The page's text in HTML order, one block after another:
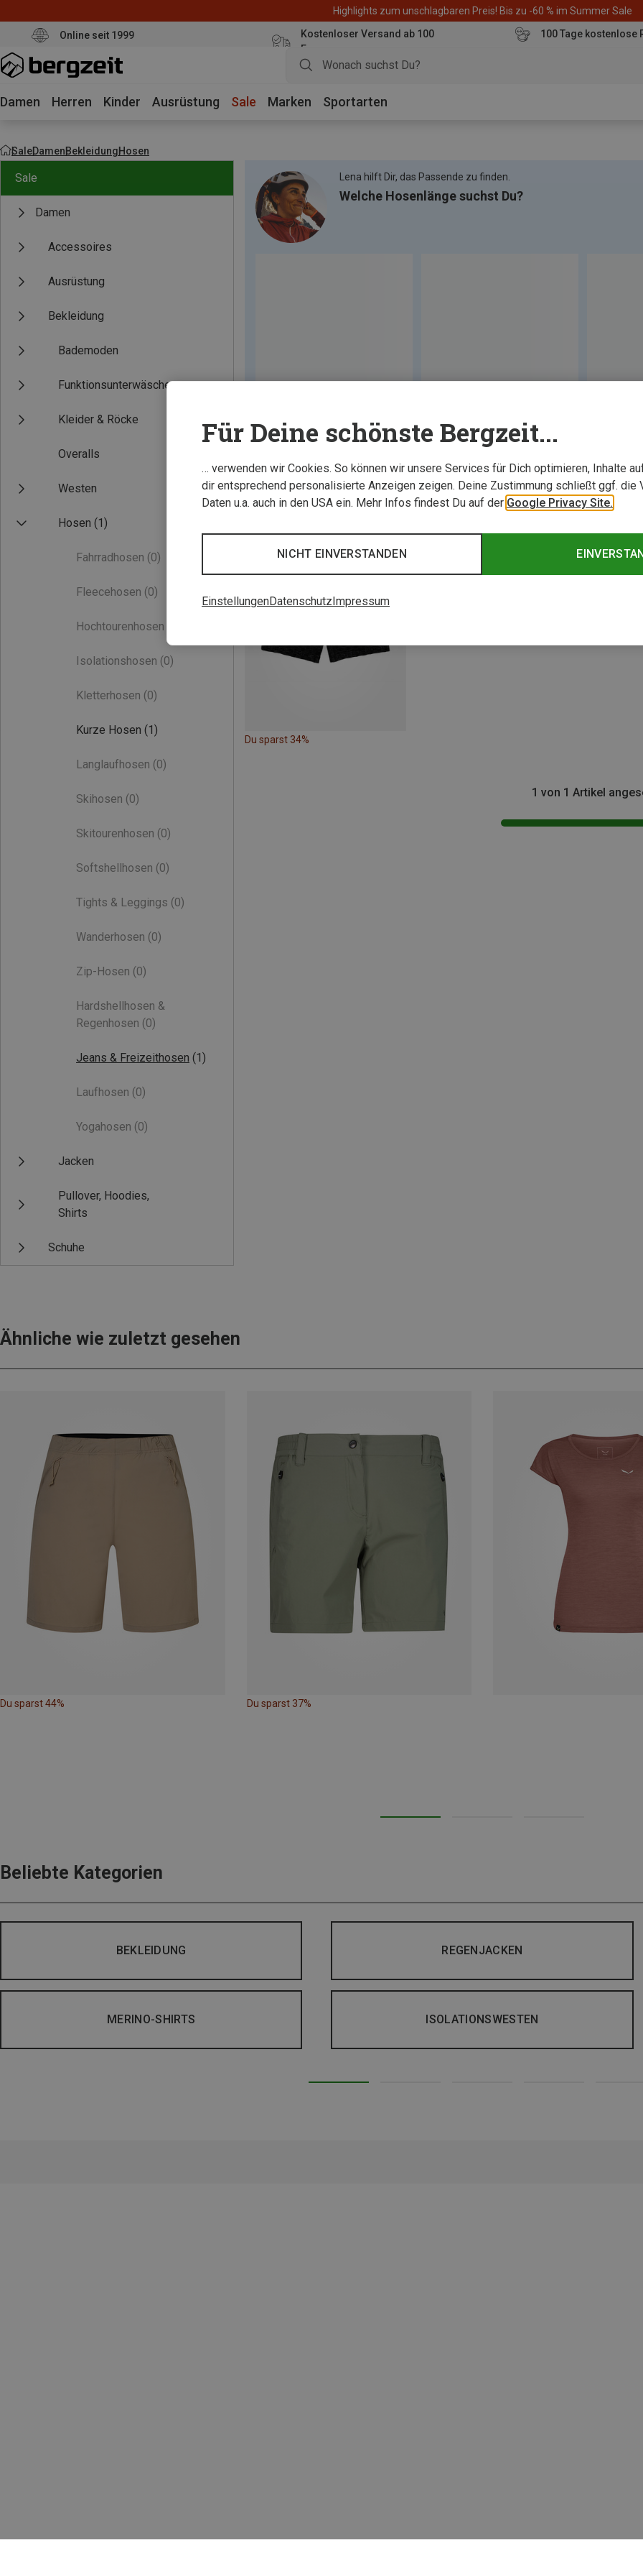
Highlights zum unschlagbaren Preis! Bis zu -60 % im Summer Sale
Online seit 1999
Kostenloser Versand ab 100
Euro
100 Tage kostenlose
Damen Herren Kinder Ausrüstung Sale Marken Sportarten
SaleDamenBekleidungHosen
Sale
Damen
Accessoires
Ausrüstung
Bekleidung
Bademoden
Funktionsunterwäsche
Kleider & Röcke
Overalls
Westen
Hosen (1)
Fahrradhosen (0)
Fleecehosen (0)
Hochtourenhosen
Isolationshosen (0)
Kletterhosen (0)
Kurze Hosen (1)
Langlaufhosen (0)
Skihosen (0)
Skitourenhosen (0)
Softshellhosen (0)
Tights & Leggings (0)
Wanderhosen (0)
Zip-Hosen (0)
Hardshellhosen &
Regenhosen (0)
Jeans & Freizeithosen (1)
Laufhosen (0)
Yogahosen (0)
Jacken
Pullover, Hoodies,
Shirts
Schuhe
Lena hilft Dir, das Passende zu finden.
Welche Hosenlänge suchst Du?
Du sparst 34%
1 von 1 Artikel
Ähnliche wie zuletzt gesehen
Du sparst 44% Du sparst 37%
Beliebte Kategorien
BEKLEIDUNG REGENJACKEN
MERINO-SHIRTS ISOLATIONSWESTEN
Für Deine schönste Bergzeit...
… verwenden wir Cookies. So können wir unsere Services für Dich optimieren, Inhalte
dir entsprechend personalisierte Anzeigen zeigen. Deine Zustimmung schließt ggf. die
Daten u.a. auch in den USA ein. Mehr Infos findest Du auf der Google Privacy Site.
NICHT EINVERSTANDEN
EinstellungenDatenschutzImpressum